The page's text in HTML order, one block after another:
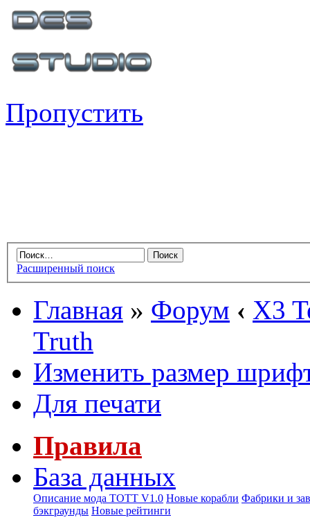
Пропустить
Расширенный поиск
Главная » Форум ‹ X3
Truth
Изменить размер
Для печати
Правила
База данных
Описание мода ТОТТ V1.0 Новые корабли Фабрики и
бэкграунды Новые рейтинги